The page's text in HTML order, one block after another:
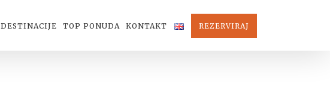
DESTINACIJE TOP PONUDA KONTAKT REZERVIRAJ